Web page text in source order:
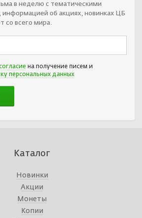
в неделю с тематическими
об акциях, новинках ЦБ
со всего мира.
на получение писем и
персональных данных
Каталог
Новинки
Акции
Монеты
Копии